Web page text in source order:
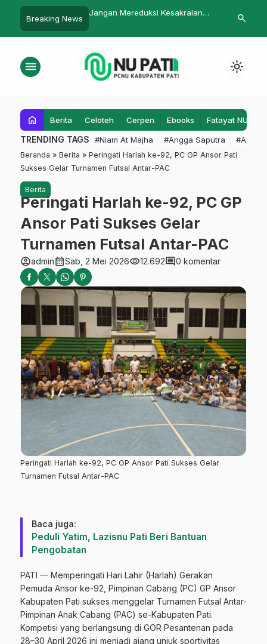
Breaking News
Kembali Dibuka, English Capacity
NU Jateng
Hadirkan
Kecamatan
search
menu light_mode
home Berita Celoteh Cerpen Ebooks Fatayat NU
TRENDING TAGS #Niam At Majha #Angga Saputra #Admin
Beranda » Berita » Peringati Harlah ke-92, PC GP Ansor Pati
Sukses Gelar Turnamen Futsal Antar-PAC
Berita
Peringati Harlah ke-92, PC GP
Ansor Pati Sukses Gelar
Turnamen Futsal Antar-PAC
account_circleadmincalendar_monthSab, 2 Mei 2026visibility12.692comment0 komentar
Peringati Harlah ke-92, PC GP Ansor Pati Sukses Gelar
Turnamen Futsal Antar-PAC
Baca juga:
Peduli Yatim, Lazisnu Pati Beri Bantuan
Pengobatan
PATI — Memperingati Hari Lahir (Harlah) Gerakan
Pemuda Ansor ke-92, Pimpinan Cabang (PC) GP Ansor
Kabupaten Pati sukses menggelar Turnamen Futsal Antar-
Pimpinan Anak Cabang (PAC) se-Kabupaten Pati.
Kompetisi yang berlangsung di GOR Pesantenan pada
28–30 April 2026 ini menjadi ajang unjuk sportivitas